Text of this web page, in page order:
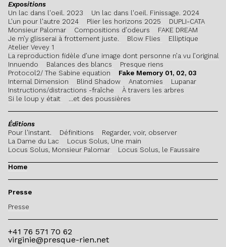
Expositions
Un lac dans l'oeil. 2023
Un lac dans l'oeil. Finissage. 2024
L'un pour l'autre 2024
Plier les horizons 2025
DUPLI-CATA
Monsieur Palomar
Compositions d’odeurs
FAKE DREAM
Je m’y glisserai à frottement juste.
Blow Flies
Elliptique
Atelier Vevey 1
La reproduction fidèle d’une image dont personne n’a vu l’original
Innuendo
Balances des blancs
Presque riens
Protocol2/ The Sabine equation
Fake Memory 01, 02, 03
Internal Dimension
Blind Shadow Anatomies
Lupanar
Instructions/distractions -fraîche
À travers les arbres
Si le loup y était
…et des poussières
Éditions
Pour l'instant.
Définitions
Regarder, voir, observer
La Dame du Lac
Locus Solus, Une main
Locus Solus, Monsieur Palomar
Locus Solus, le Faussaire
Home
Presse
Presse
+41 76 571 70 62
virginie@presque-rien.net